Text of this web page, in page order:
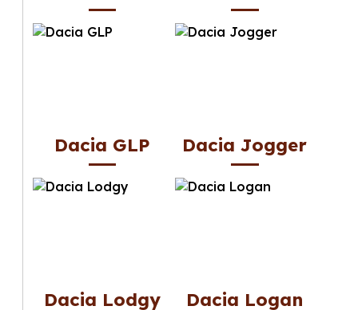
Dacia GLP Dacia Jogger
Dacia Lodgy Dacia Logan